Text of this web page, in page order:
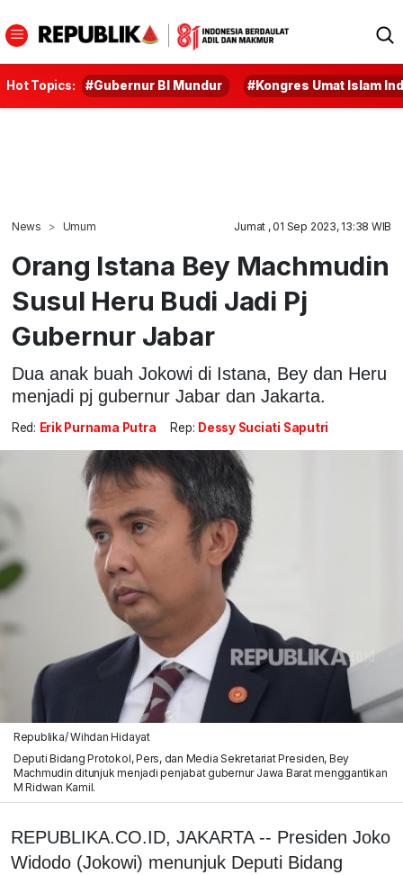
Hot Topics: #Gubernur BI Mundur #Kongres Umat Islam
News Umum Jumat , 01 Sep 2023, 13:38 WIB
Orang Istana Bey Machmudin
Susul Heru Budi Jadi Pj
Gubernur Jabar
Dua anak buah Jokowi di Istana, Bey dan Heru
menjadi pj gubernur Jabar dan Jakarta.
Red: Erik Purnama Putra Rep: Dessy Suciati Saputri
Republika/ Wihdan Hidayat
Deputi Bidang Protokol, Pers, dan Media Sekretariat Presiden, Bey
Machmudin ditunjuk menjadi penjabat gubernur Jawa Barat menggantikan
M Ridwan Kamil.
REPUBLIKA.CO.ID, JAKARTA -- Presiden Joko
Widodo (Jokowi) menunjuk Deputi Bidang